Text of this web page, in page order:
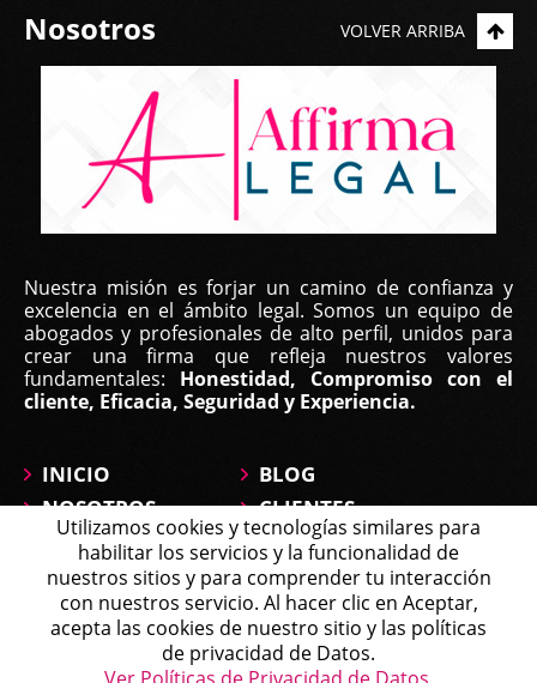
Nosotros
Nuestra misión es forjar un camino de confianza y
excelencia en el ámbito legal. Somos un equipo de
abogados y profesionales de alto perfil, unidos para
crear una firma que refleja nuestros valores
fundamentales: Honestidad, Compromiso con el
cliente, Eficacia, Seguridad y Experiencia.
VOLVER ARRIBA
INICIO
NOSOTROS
ÁREAS DE
PRÁCTICA
PREGUNTAS
BLOG
CLIENTES
CONTÁCTANOS
MAPA DEL SITIO
Política de Tratamiento de Datos
Michell
Agente en Línea
Chatea ahora
Utilizamos cookies y tecnologías similares para
habilitar los servicios y la funcionalidad de
nuestros sitios y para comprender tu interacción
con nuestros servicio. Al hacer clic en Aceptar,
acepta las cookies de nuestro sitio y las políticas
de privacidad de Datos.